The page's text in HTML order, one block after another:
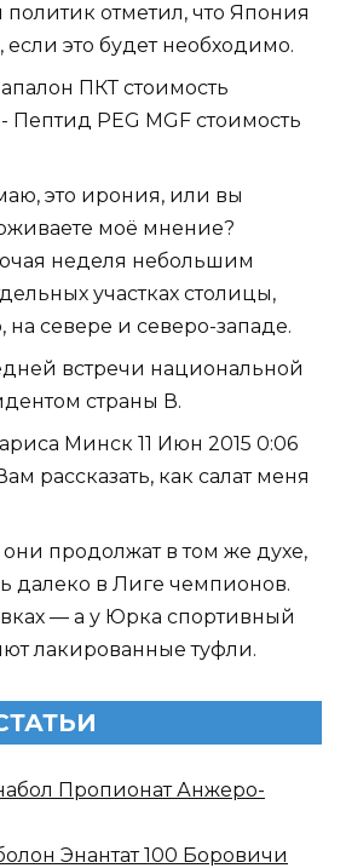
политик отметил, что Япония
если это будет необходимо.
ПКТ стоимость
PEG MGF стоимость
это ирония, или вы
моё мнение?
неделя небольшим
участках столицы,
на севере и северо-западе.
встречи национальной
страны В.
Минск 11 Июн 2015 0:06
рассказать, как салат меня
продолжат в том же духе,
далеко в Лиге чемпионов.
— а у Юрка спортивный
лакированные туфли.
Пропионат Анжеро-
Энантат 100 Боровичи